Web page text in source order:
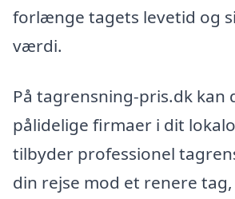
forlænge tagets levetid og
værdi.
På tagrensning-pris.dk kan
pålidelige firmaer i dit
tilbyder professionel
din rejse mod et renere